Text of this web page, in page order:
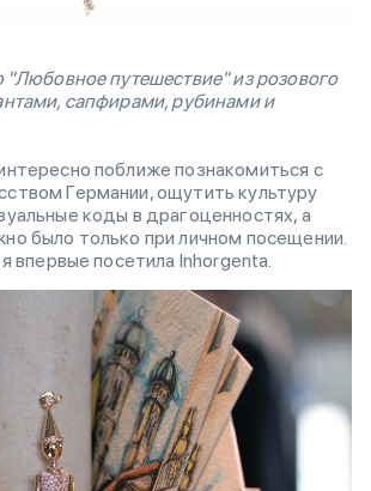
"Любовное путешествие" из розового
сапфирами, рубинами и
поближе познакомиться с
Германии, ощутить культуру
коды в драгоценностях, а
было только при личном посещении.
впервые посетила Inhorgenta.